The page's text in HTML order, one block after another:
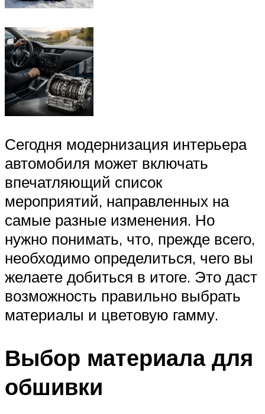
Сегодня модернизация интерьера
автомобиля может включать
впечатляющий список
мероприятий, направленных на
самые разные изменения. Но
нужно понимать, что, прежде всего,
необходимо определиться, чего вы
желаете добиться в итоге. Это даст
возможность правильно выбрать
материалы и цветовую гамму.
Выбор материала для
обшивки